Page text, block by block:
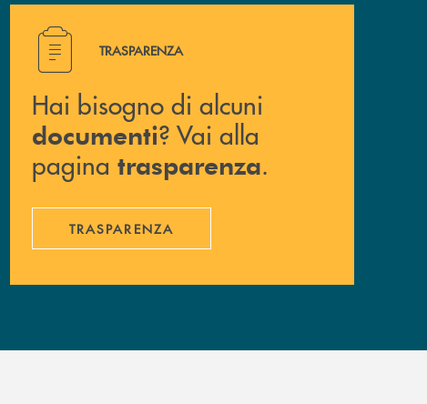
Hai bisogno di alcuni documenti ? Vai alla pagina
TRASPARENZA
Hai bisogno di alcuni
documenti? Vai alla
pagina trasparenza.
TRASPARENZA